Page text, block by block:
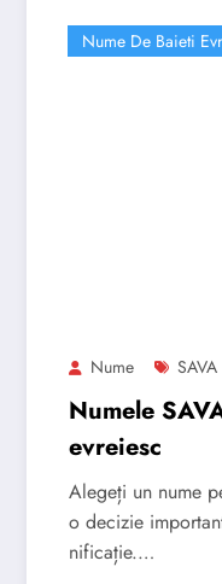
Nume De Baieti
Nume SAVA
Numele
evreiesc
Alegeți un nume
o decizie
nificație.…